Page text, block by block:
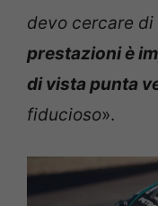
devo cercare di
prestazioni è
di vista punta
fiducioso».